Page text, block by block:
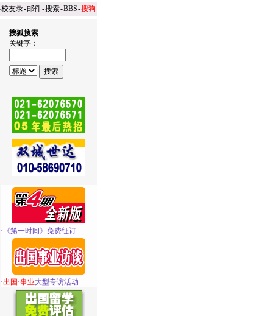
校友录-邮件-搜索-BBS-搜狗
搜狐搜索
关键字：
· 《第一时间》免费征订
·出国·事业大型专访活动